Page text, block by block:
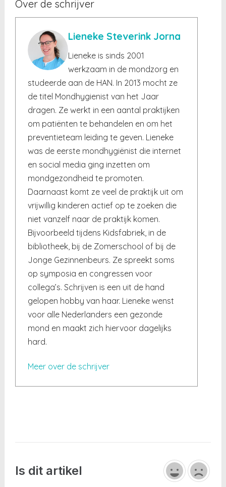
Over de schrijver
Lieneke Steverink Jorna
Lieneke is sinds 2001
werkzaam in de mondzorg en
studeerde aan de HAN. In 2013 mocht ze
de titel Mondhygienist van het Jaar
dragen. Ze werkt in een aantal praktijken
om patiënten te behandelen en om het
preventieteam leiding te geven. Lieneke
was de eerste mondhygiënist die internet
en social media ging inzetten om
mondgezondheid te promoten.
Daarnaast komt ze veel de praktijk uit om
vrijwillig kinderen actief op te zoeken die
niet vanzelf naar de praktijk komen.
Bijvoorbeeld tijdens Kidsfabriek, in de
bibliotheek, bij de Zomerschool of bij de
Jonge Gezinnenbeurs. Ze spreekt soms
op symposia en congressen voor
collega’s. Schrijven is een uit de hand
gelopen hobby van haar. Lieneke wenst
voor alle Nederlanders een gezonde
mond en maakt zich hiervoor dagelijks
hard.
Meer over de schrijver
Is dit artikel